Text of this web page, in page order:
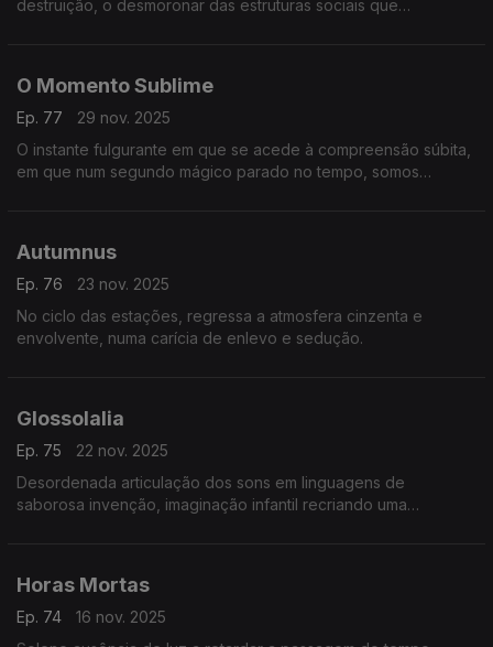
destruição, o desmoronar das estruturas sociais que
O Momento Sublime
Ep. 77
29 nov. 2025
O instante fulgurante em que se acede à compreensão súbita,
em que num segundo mágico parado no tempo, somos
Autumnus
Ep. 76
23 nov. 2025
No ciclo das estações, regressa a atmosfera cinzenta e
envolvente, numa carícia de enlevo e sedução.
Glossolalia
Ep. 75
22 nov. 2025
Desordenada articulação dos sons em linguagens de
saborosa invenção, imaginação infantil recriando uma
Horas Mortas
Ep. 74
16 nov. 2025